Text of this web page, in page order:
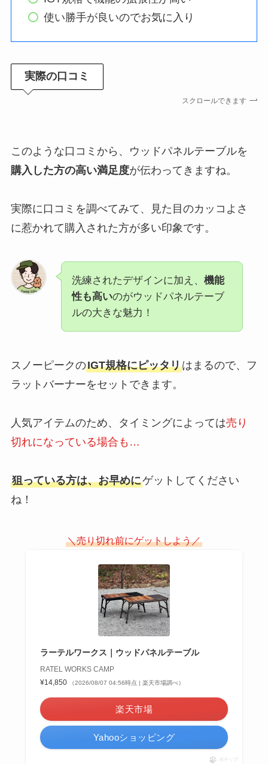
使い勝手が良いのでお気に入り
実際の口コミ
スクロールできます
このような口コミから、ウッドパネルテーブルを
購入した方の高い満足度が伝わってきますね。
実際に口コミを調べてみて、見た目のカッコよさ
に惹かれて購入された方が多い印象です。
洗練されたデザインに加え、 機能
性も高いのがウッドパネルテーブ
ルの大きな魅力！
スノーピークのIGT規格にピッタリはまるので、フ
ラットバーナーをセットできます。
人気アイテムのため、タイミングによっては売り
切れになっている場合も…
狙っている方は、お早めにゲットしてください
ね！
＼売り切れ前にゲットしよう／
ラーテルワークス｜ウッドパネルテーブル
RATEL WORKS CAMP
¥14,850
（2026/08/07 04:56時点 | 楽天市場調べ）
楽天市場
Yahooショッピング
ポチップ